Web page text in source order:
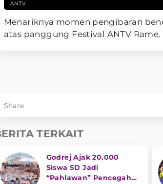
ANTV
Menariknya momen pengibaran
atas panggung Festival ANTV Rame.
Share
TERKAIT
Godrej Ajak 20.000
Siswa SD Jadi
“Pahlawan” Pencegah